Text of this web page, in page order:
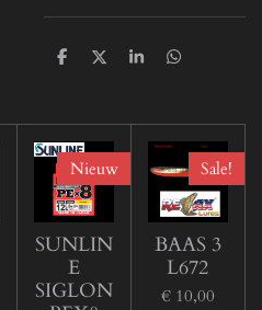
D
n
D
S
e
D
n
Nieuw
SUNLIN
E
SIGLON
Sale!
BAAS 3
L672
€ 10,00